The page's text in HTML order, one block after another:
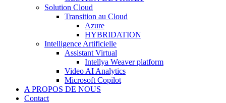
Solution Cloud
Transition au Cloud
Azure
HYBRIDATION
Intelligence Artificielle
Assistant Virtual
Intellya Weaver platform
Video AI Analytics
Microsoft Copilot
A PROPOS DE NOUS
Contact